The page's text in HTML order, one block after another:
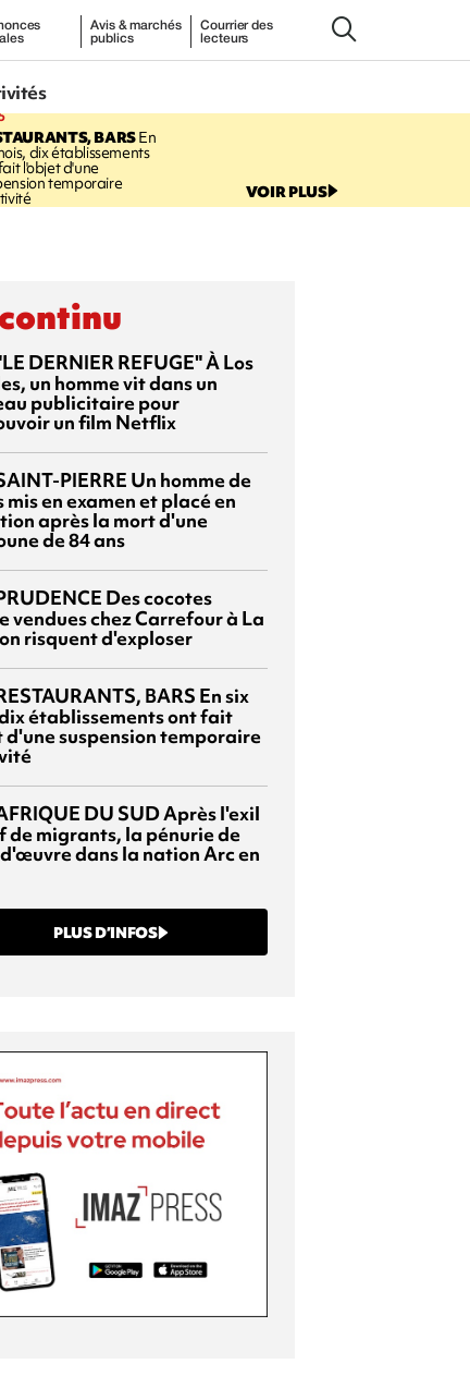
Avis & marchés
publics
Courrier des
lecteurs
BARSEn
dix établissements
l'objet d'une
temporaire VOIR PLUS
DERNIER REFUGE"À Los
un homme vit dans un
publicitaire pour
un film Netflix
PIERRE Un homme de
mis en examen et placé en
après la mort d'une
de 84 ans
Des cocotes
vendues chez Carrefour à La
risquent d'exploser
BARS En six
établissements ont fait
d'une suspension temporaire
DU SUDAprès l'exil
de migrants, la pénurie de
dans la nation Arc en
PLUS D’INFOS